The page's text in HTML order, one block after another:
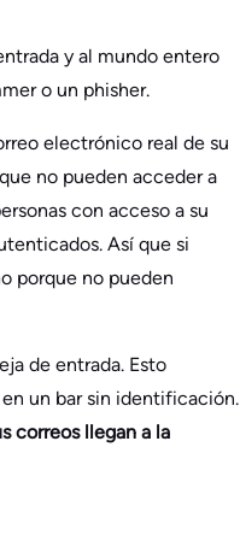
y al mundo entero
o un phisher.
electrónico real de su
no pueden acceder a
con acceso a su
Así que si
porque no pueden
de entrada. Esto
un bar sin identificación.
correos llegan a la